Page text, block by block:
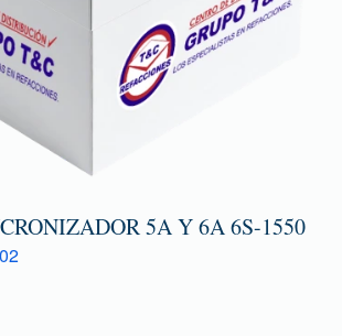
5A Y 6A 6S-1550